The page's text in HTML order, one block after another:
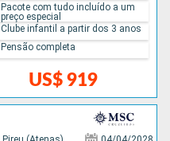
US$ 919
Pacote com tudo incluído a um
preço especial
Clube infantil a partir dos 3 anos
Pensão completa